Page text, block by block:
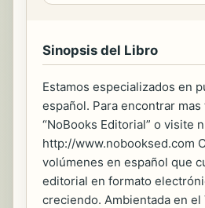
Sinopsis del Libro
Estamos especializados en
español. Para encontrar
“NoBooks Editorial” o visite
http://www.nobooksed.com
volúmenes en español que
editorial en formato
creciendo. Ambientada en el